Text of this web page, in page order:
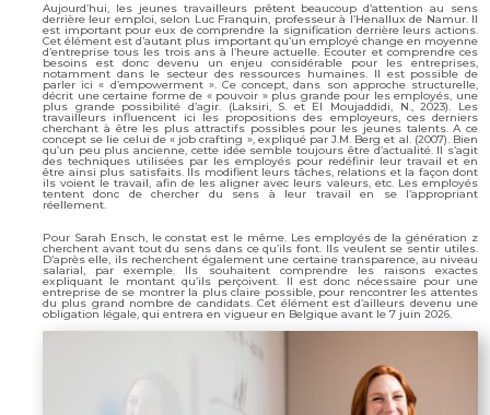
Aujourd’hui, les jeunes travailleurs prêtent beaucoup d’attention au sens
derrière leur emploi, selon Luc Franquin, professeur à l’Henallux de Namur. Il
est important pour eux de comprendre la signification derrière leurs actions.
Cet élément est d’autant plus important qu’un employé change en moyenne
d’entreprise tous les trois ans à l’heure actuelle. Ecouter et comprendre ces
besoins est donc devenu un enjeu considérable pour les entreprises,
notamment dans le secteur des ressources humaines. Il est possible de
parler ici « d’empowerment ». Ce concept, dans son approche structurelle,
décrit une certaine forme de « pouvoir » plus grande pour les employés, une
plus grande possibilité d’agir. (Laksiri, S. et El Moujaddidi, N., 2023). Les
travailleurs influencent ici les propositions des employeurs, ces derniers
cherchant à être les plus attractifs possibles pour les jeunes talents. A ce
concept se lie celui de « job crafting », expliqué par J.M. Berg et al. (2007). Bien
qu’un peu plus ancienne, cette idée semble toujours être d’actualité. Il s’agit
des techniques utilisées par les employés pour redéfinir leur travail et en
être ainsi plus satisfaits. Ils modifient leurs tâches, relations et la façon dont
ils voient le travail, afin de les aligner avec leurs valeurs, etc. Les employés
tentent donc de chercher du sens à leur travail en se l’appropriant
réellement.
Pour Sarah Ensch, le constat est le même. Les employés de la génération z
cherchent avant tout du sens dans ce qu’ils font. Ils veulent se sentir utiles.
D’après elle, ils recherchent également une certaine transparence, au niveau
salarial, par exemple. Ils souhaitent comprendre les raisons exactes
expliquant le montant qu’ils perçoivent. Il est donc nécessaire pour une
entreprise de se montrer la plus claire possible, pour rencontrer les attentes
du plus grand nombre de candidats. Cet élément est d’ailleurs devenu une
obligation légale, qui entrera en vigueur en Belgique avant le 7 juin 2026.